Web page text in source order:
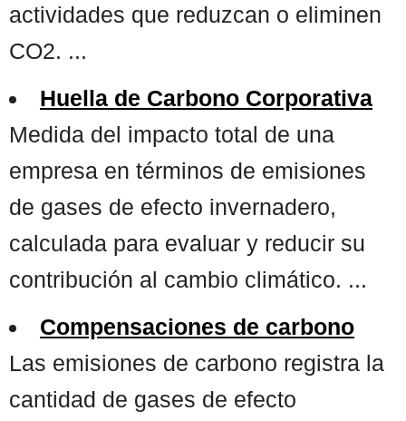
actividades que reduzcan o eliminen
CO2. ...
Huella de Carbono Corporativa
Medida del impacto total de una
empresa en términos de emisiones
de gases de efecto invernadero,
calculada para evaluar y reducir su
contribución al cambio climático. ...
Compensaciones de carbono
Las emisiones de carbono registra la
cantidad de gases de efecto